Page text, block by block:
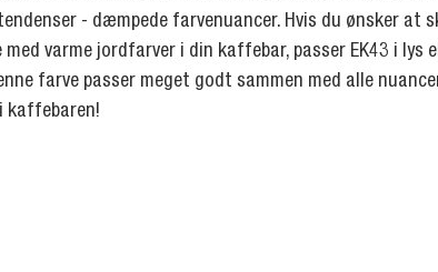
- dæmpede farvenuancer. Hvis du ønsker at
varme jordfarver i din kaffebar, passer EK43 i
farve passer meget godt sammen med alle
kaffebaren!